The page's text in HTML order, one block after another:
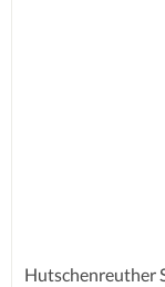
Hutschenreuther